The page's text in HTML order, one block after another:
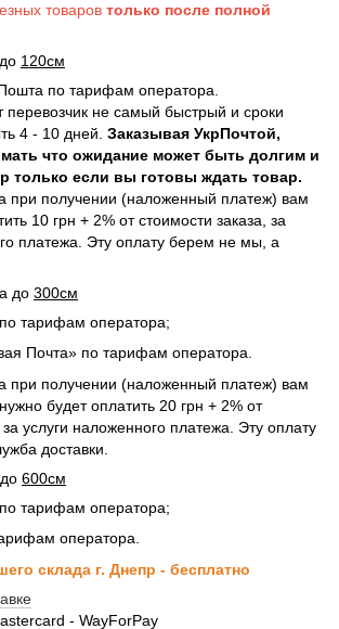
товаров только после полной
120см
по тарифам оператора.
перевозчик не самый быстрый и сроки
4 - 10 дней. Заказывая УкрПочтой,
что ожидание может быть долгим и
только если вы готовы ждать товар.
при получении (наложенный платеж) вам
10 грн + 2% от стоимости заказа, за
платежа. Эту оплату берем не мы, а
до 300см
тарифам оператора;
Почта» по тарифам оператора.
при получении (наложенный платеж) вам
будет оплатить 20 грн + 2% от
за услуги наложенного платежа. Эту оплату
доставки.
600см
тарифам оператора;
оператора.
склада г. Днепр - бесплатно
- WayForPay